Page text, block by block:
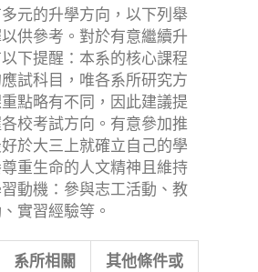
元的升學方向，以下列舉
供參考。對於有意繼續升
下提醒：本系的核心課程
試科目，唯各系所研究方
點略有不同，因此建議提
校考試方向。有意參加推
於大三上就確立自己的學
重生命的人文精神且維持
動機：參與志工活動、教
實習經驗等。
系所相關
其他條件或